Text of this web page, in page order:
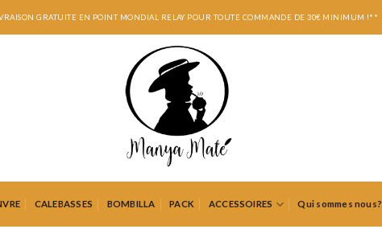
GRATUITE EN POINT MONDIAL RELAY POUR TOUTE COMMANDE DE 30€ MINIMUM !**
CALEBASSES BOMBILLA PACK ACCESSOIRES Qui sommes nous?